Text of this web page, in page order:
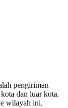
pengiriman
dan luar kota.
wilayah ini.